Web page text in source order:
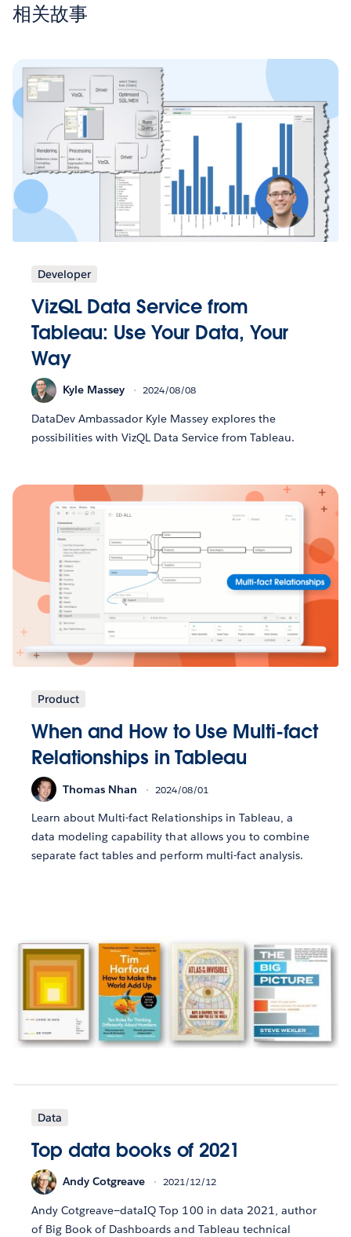
相关故事
Developer
VizQL Data Service from
Tableau: Use Your Data, Your
Way
Kyle Massey 2024/08/08
DataDev Ambassador Kyle Massey explores the
possibilities with VizQL Data Service from Tableau.
Product
When and How to Use Multi-fact
Relationships in Tableau
Thomas Nhan 2024/08/01
Learn about Multi-fact Relationships in Tableau, a
data modeling capability that allows you to combine
separate fact tables and perform multi-fact analysis.
Data
Top data books of 2021
Andy Cotgreave 2021/12/12
Andy Cotgreave—dataIQ Top 100 in data 2021, author
of Big Book of Dashboards and Tableau technical